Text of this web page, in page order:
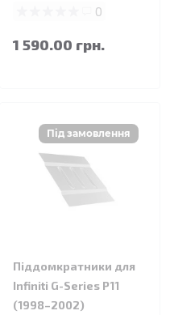
0
1 590.00 грн.
Піддомкратники для
Infiniti G-Series P11
(1998–2002)